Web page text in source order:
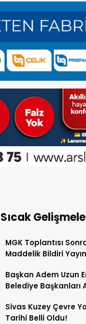
Sıcak
MGK Toplantısı
Maddelik Bildiri
Başkan Adem Uzun
Belediye Başkanları
Sivas Kuzey Çevre
Tarihi Belli Oldu!